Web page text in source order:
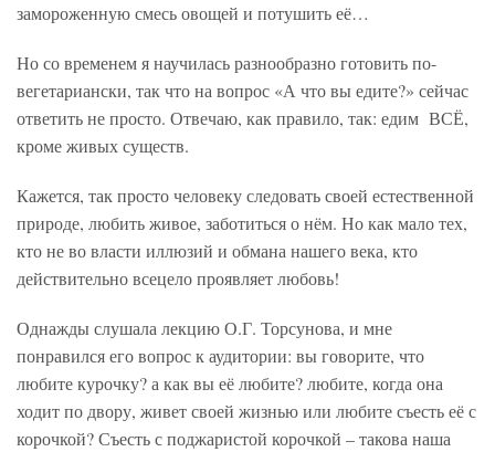
замороженную смесь овощей и потушить её…
Но со временем я научилась разнообразно готовить по-
вегетариански, так что на вопрос «А что вы едите?» сейчас
ответить не просто. Отвечаю, как правило, так: едим ВСЁ,
кроме живых существ.
Кажется, так просто человеку следовать своей естественной
природе, любить живое, заботиться о нём. Но как мало тех,
кто не во власти иллюзий и обмана нашего века, кто
действительно всецело проявляет любовь!
Однажды слушала лекцию О.Г. Торсунова, и мне
понравился его вопрос к аудитории: вы говорите, что
любите курочку? а как вы её любите? любите, когда она
ходит по двору, живет своей жизнью или любите съесть её с
корочкой? Съесть с поджаристой корочкой – такова наша